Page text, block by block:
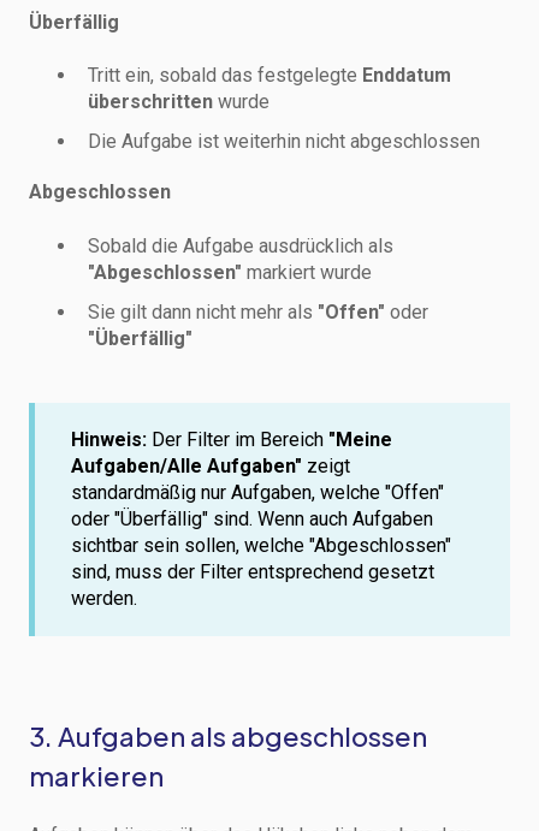
Überfällig
Tritt ein, sobald das festgelegte Enddatum
überschritten wurde
Die Aufgabe ist weiterhin nicht abgeschlossen
Abgeschlossen
Sobald die Aufgabe ausdrücklich als
"Abgeschlossen" markiert wurde
Sie gilt dann nicht mehr als "Offen" oder
"Überfällig"
Hinweis: Der Filter im Bereich "Meine
Aufgaben/Alle Aufgaben" zeigt
standardmäßig nur Aufgaben, welche "Offen"
oder "Überfällig" sind. Wenn auch Aufgaben
sichtbar sein sollen, welche "Abgeschlossen"
sind, muss der Filter entsprechend gesetzt
werden.
3. Aufgaben als abgeschlossen
markieren